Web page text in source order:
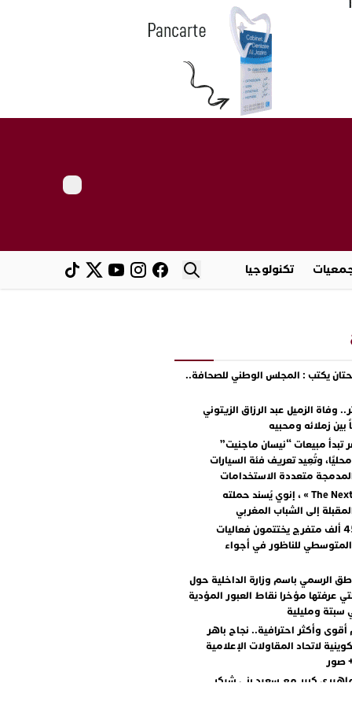
تكنولوجيا
يكتب : المجلس الوطني للصحافة..
وفاة الزميل عبد الرزاق الزيتوني
بين زملائه ومحبيه
تبدأ مبيعات “نيسان ماجنيت”
وتُعِيد تعريف فئة السيارات
متعددة الاستخدامات
مع « The Next Ad » ، إنوي يُسند حملته
إلى الشباب المغربي
أكثر من 45 ألف متفرج يختتمون فعاليات
المتوسطي للناظور في أجواء
الرسمي باسم وزارة الداخلية حول
عرفتها مؤخرا نقاط العبور المؤدية
سبتة ومليلية
أقوى وأكثر احترافية.. نجاح باهر
لاتحاد المقاولات الإعلامية
+ صور
كبير مع سعيد بني شيكر